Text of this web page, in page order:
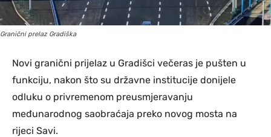
Granični prelaz Gradiška
Novi granični prijelaz u Gradišci večeras je pušten u
funkciju, nakon što su državne institucije donijele
odluku o privremenom preusmjeravanju
međunarodnog saobraćaja preko novog mosta na
rijeci Savi.